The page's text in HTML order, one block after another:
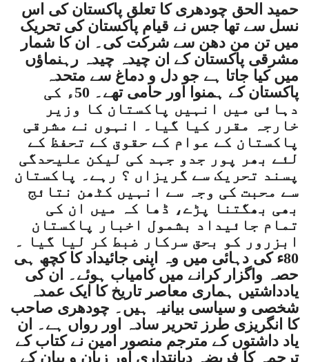
حمید الحق چودھری کا تعلق پاکستان کی اس
نسل سے تھا جس نے قیام پاکستان کی تحریک
میں تن من دھن سے شرکت کی۔ ان کا شمار
مشرقی پاکستان کے ان چیدہ چیدہ رہنماؤں
میں کیا جاتا ہے جو دل و دماغ سے متحدہ
پاکستان کے ہمنوا اور حامی تھے۔ 50ء کی
دہائی میں انہیں پاکستان کا وزیر
خارجہ مقرر کیا گیا۔ انہوں نے مشرقی
پاکستان کے عوام کے حقوق کے تحفظ کے
لئے بھر پور جدو جہد کی لیکن علیحدگی
پسند تحریک سے گریزاں ؟ رہے۔ پاکستان
سے محبت کی وجہ سے انہیں کٹھن نتائج
بھی بھگتنا پڑے، ڈھا کہ میں ان کی
تمام جائیداد بشمول اخبار پاکستان
ابزرور کو بحق سرکار ضبط کر لیا گیا ۔
80ء کی دہائی میں وہ اپنی جائیداد کا کچھ ہی
حصہ واگزار کرانے میں کامیاب ہوئے۔ ان کی
یادداشتیں ہماری معاصر تاریخ کا ایک عمدہ
شخصی و سیاسی بیانیہ ہیں۔ چودھری صاحب
کا انگریزی طرز تحریر سادہ اور رواں ہے۔ ان
یاد داشتوں کے مترجم منصور امین نے کتاب کے
ترجمہ کا فریضہ دیانتداری اور زبان و بیان کے